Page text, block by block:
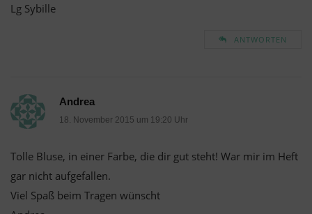
Lg Sybille
ANTWORTEN
Andrea
18. November 2015 um 19:20 Uhr
Tolle Bluse, in einer Farbe, die dir gut steht! War mir im Heft
gar nicht aufgefallen.
Viel Spaß beim Tragen wünscht